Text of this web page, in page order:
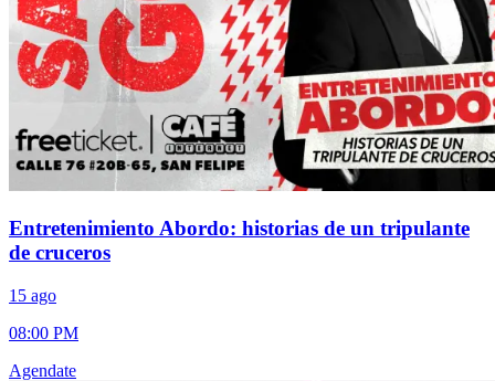
Entretenimiento Abordo: historias de un tripulante
de cruceros
15 ago
08:00 PM
Agendate